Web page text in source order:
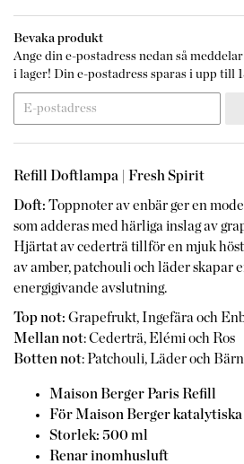
Bevaka produkt
Ange din e-postadress nedan så
i lager! Din e-postadress sparas i upp till
Refill Doftlampa | Fresh Spirit
Doft: Toppnoter av enbär ger en
som adderas med härliga inslag av
Hjärtat av cederträ tillför en mjuk
av amber, patchouli och läder skapar
energigivande avslutning.
Top not: Grapefrukt, Ingefära och
Mellan not: Cederträ, Elémi och Ros
Botten not: Patchouli, Läder och
Maison Berger Paris Refill
För Maison Berger
Storlek: 500 ml
Renar inomhusluft